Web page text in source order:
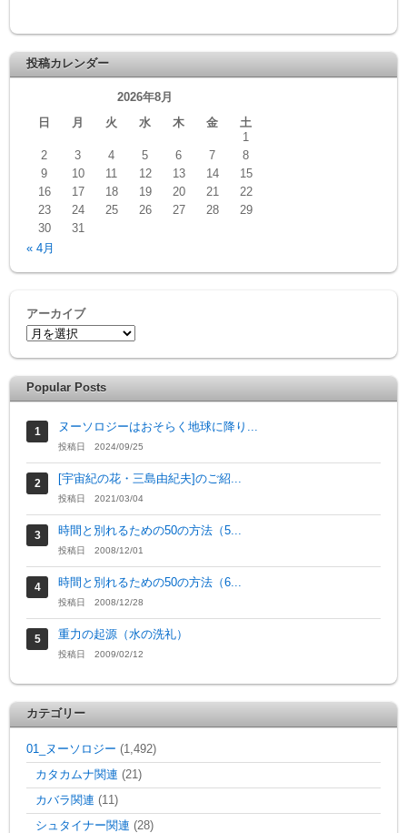
投稿カレンダー
2026年8月
日
月 火 水 木 金
土
1
2
3 4 5 6 7
8
9
10 11 12 13 14
15
16
17 18 19 20 21
22
23
24 25 26 27 28
29
30
31
« 4月
アーカイブ
Popular Posts
ヌーソロジーはおそらく地球に降り...
投稿日 2024/09/25
[宇宙紀の花・三島由紀夫]のご紹...
投稿日 2021/03/04
時間と別れるための50の方法（5...
投稿日 2008/12/01
時間と別れるための50の方法（6...
投稿日 2008/12/28
重力の起源（水の洗礼）
投稿日 2009/02/12
カテゴリー
01_ヌーソロジー (1,492)
カタカムナ関連 (21)
カバラ関連 (11)
シュタイナー関連 (28)